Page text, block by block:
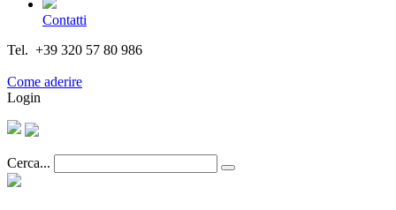
Contatti
Tel. +39 320 57 80 986
Come aderire
Login
Cerca...